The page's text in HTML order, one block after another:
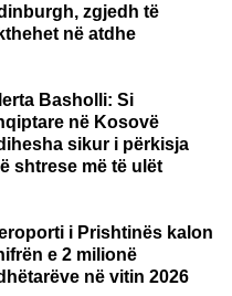
zgjedh të
në atdhe
Basholli: Si
në Kosovë
sikur i përkisja
shtrese më të ulët
i Prishtinës kalon
e 2 milionë
në vitin 2026